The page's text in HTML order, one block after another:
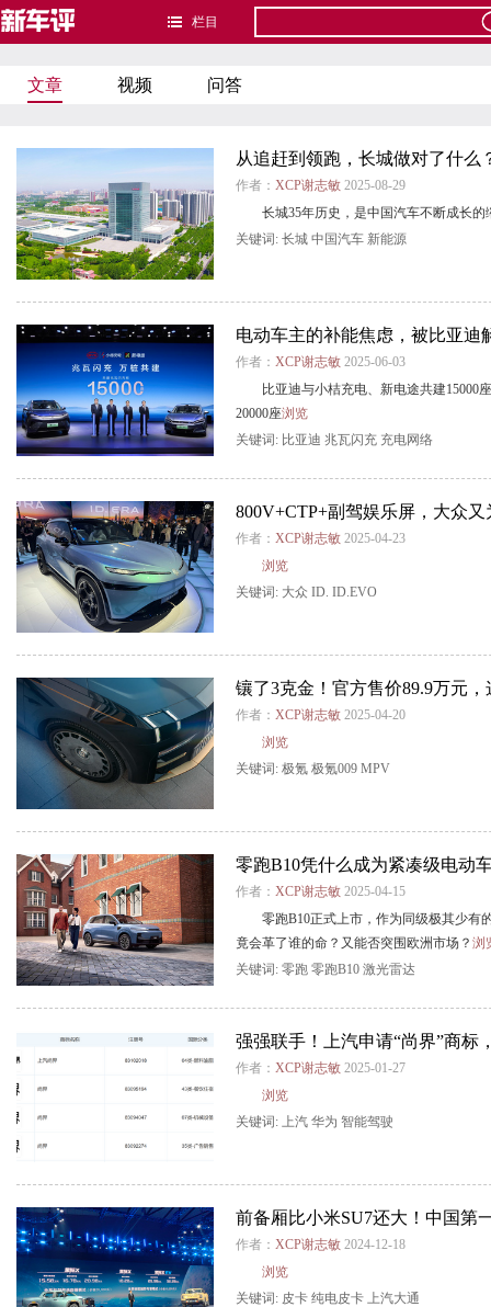
栏目
文章 视频 问答
从追赶到领跑，长城做对了什么
作者： XCP谢志敏 2025-08-29
长城35年历史，是中国汽车不断成长的
关键词: 长城 中国汽车 新能源
电动车主的补能焦虑，被比亚迪
作者： XCP谢志敏 2025-06-03
比亚迪与小桔充电、新电途共建15000
20000座浏览
关键词: 比亚迪 兆瓦闪充 充电网络
800V+CTP+副驾娱乐屏，大众
作者： XCP谢志敏 2025-04-23
浏览
关键词: 大众 ID. ID.EVO
镶了3克金！官方售价89.9万元
作者： XCP谢志敏 2025-04-20
浏览
关键词: 极氪 极氪009 MPV
零跑B10凭什么成为紧凑级电动
作者： XCP谢志敏 2025-04-15
零跑B10正式上市，作为同级极其少有
竟会革了谁的命？又能否突围欧洲市场？ 浏
关键词: 零跑 零跑B10 激光雷达
强强联手！上汽申请“尚界”商标
作者： XCP谢志敏 2025-01-27
浏览
关键词: 上汽 华为 智能驾驶
前备厢比小米SU7还大！中国第
作者： XCP谢志敏 2024-12-18
浏览
关键词: 皮卡 纯电皮卡 上汽大通